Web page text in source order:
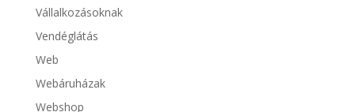
Vállalkozásoknak
Vendéglátás
Web
Webáruházak
Webshop